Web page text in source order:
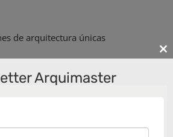
Arquimaster